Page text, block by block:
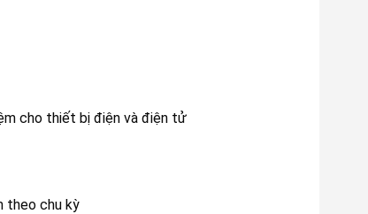
cho thiết bị điện và điện tử
theo chu kỳ